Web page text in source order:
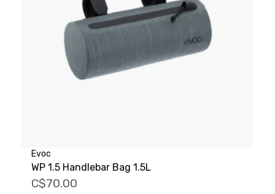
Evoc
WP 1.5 Handlebar Bag 1.5L
C$70.00